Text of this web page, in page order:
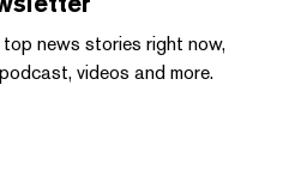
news stories right now,
videos and more.